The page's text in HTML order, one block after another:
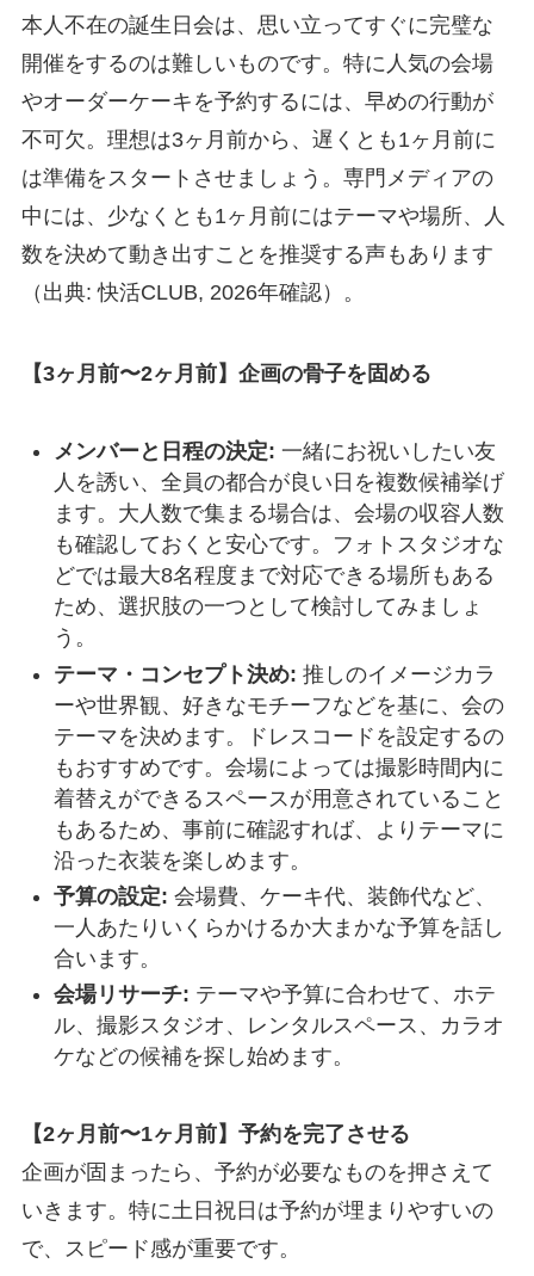
本人不在の誕生日会は、思い立ってすぐに完璧な
開催をするのは難しいものです。特に人気の会場
やオーダーケーキを予約するには、早めの行動が
不可欠。理想は3ヶ月前から、遅くとも1ヶ月前に
は準備をスタートさせましょう。専門メディアの
中には、少なくとも1ヶ月前にはテーマや場所、人
数を決めて動き出すことを推奨する声もあります
（出典: 快活CLUB, 2026年確認）。
【3ヶ月前〜2ヶ月前】企画の骨子を固める
メンバーと日程の決定: 一緒にお祝いしたい友
人を誘い、全員の都合が良い日を複数候補挙げ
ます。大人数で集まる場合は、会場の収容人数
も確認しておくと安心です。フォトスタジオな
どでは最大8名程度まで対応できる場所もある
ため、選択肢の一つとして検討してみましょ
う。
テーマ・コンセプト決め: 推しのイメージカラ
ーや世界観、好きなモチーフなどを基に、会の
テーマを決めます。ドレスコードを設定するの
もおすすめです。会場によっては撮影時間内に
着替えができるスペースが用意されていること
もあるため、事前に確認すれば、よりテーマに
沿った衣装を楽しめます。
予算の設定: 会場費、ケーキ代、装飾代など、
一人あたりいくらかけるか大まかな予算を話し
合います。
会場リサーチ: テーマや予算に合わせて、ホテ
ル、撮影スタジオ、レンタルスペース、カラオ
ケなどの候補を探し始めます。
【2ヶ月前〜1ヶ月前】予約を完了させる
企画が固まったら、予約が必要なものを押さえて
いきます。特に土日祝日は予約が埋まりやすいの
で、スピード感が重要です。